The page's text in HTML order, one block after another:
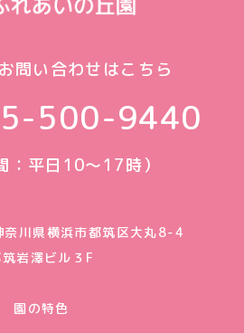
問い合わせはこちら
500-9440
：平日10〜17時）
川県横浜市都筑区大丸8-4
岩澤ビル３F
園の特色